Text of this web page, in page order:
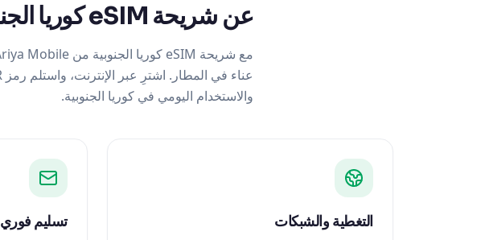
عن شريحة eSIM كوريا الجنوبية
والاستخدام اليومي في كوريا الجنوبية.
التغطية والشبكات
تسليم فوري